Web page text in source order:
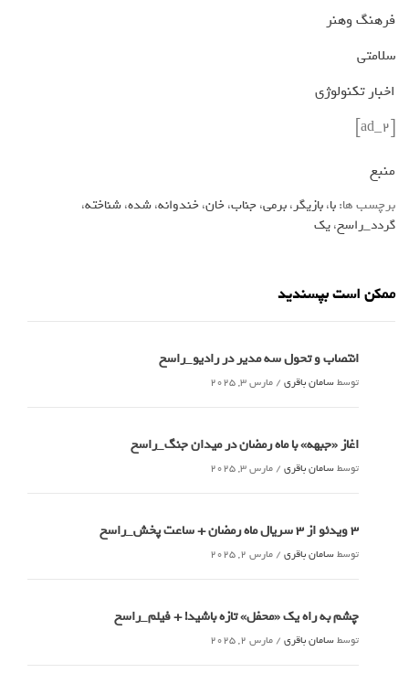
فرهنگ وهنر
سلامتی
اخبار تکنولوژی
[ad_2]
منبع
برچسب ها:با،بازیگر،برمی،جناب،خان،خندوانه،شده،شناخته،
گردد_راسخ،یک
ممکن است بپسندید
انتصاب و تحول سه مدیر در رادیو_راسخ
توسطسامان باقری / مارس 3, 2025
اغاز «جبهه» با ماه رمضان در میدان جنگ_راسخ
توسطسامان باقری / مارس 3, 2025
3 ویدئو از 3 سریال ماه رمضان + ساعت پخش_راسخ
توسطسامان باقری / مارس 2, 2025
چشم به راه یک «محفل» تازه باشید! + فیلم_راسخ
توسطسامان باقری / مارس 2, 2025